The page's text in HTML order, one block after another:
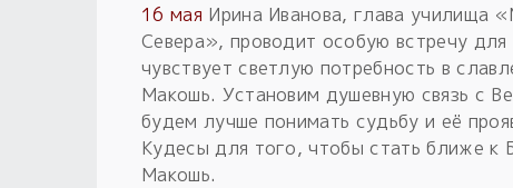
16 мая Ирина Иванова, глава училища
Севера», проводит особую встречу для
чувствует светлую потребность в
Макошь. Установим душевную связь с
будем лучше понимать судьбу и её
Кудесы для того, чтобы стать ближе к
Макошь.